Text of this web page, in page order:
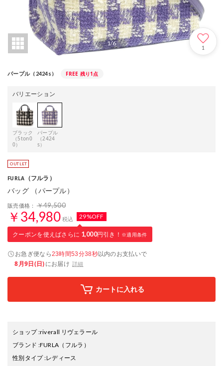
1/6
1
パープル（2424s） FREE 残り1点
バリエーション
ブラック
（5ton0
0）
パープル
（2424
s）
FURLA （フルラ）
バッグ （パープル）
販売価格： ￥49,500
￥34,980 税込 29%OFF
クーポンを使えばさらに 1,000円引き！ ※適用条件
お急ぎ便なら23時間53分37秒以内のお支払いで
8月9日(日)にお届け 詳細
カートに入れる
ショップ:riverall リヴェラール
ブランド :FURLA （フルラ）
性別タイプ:レディース